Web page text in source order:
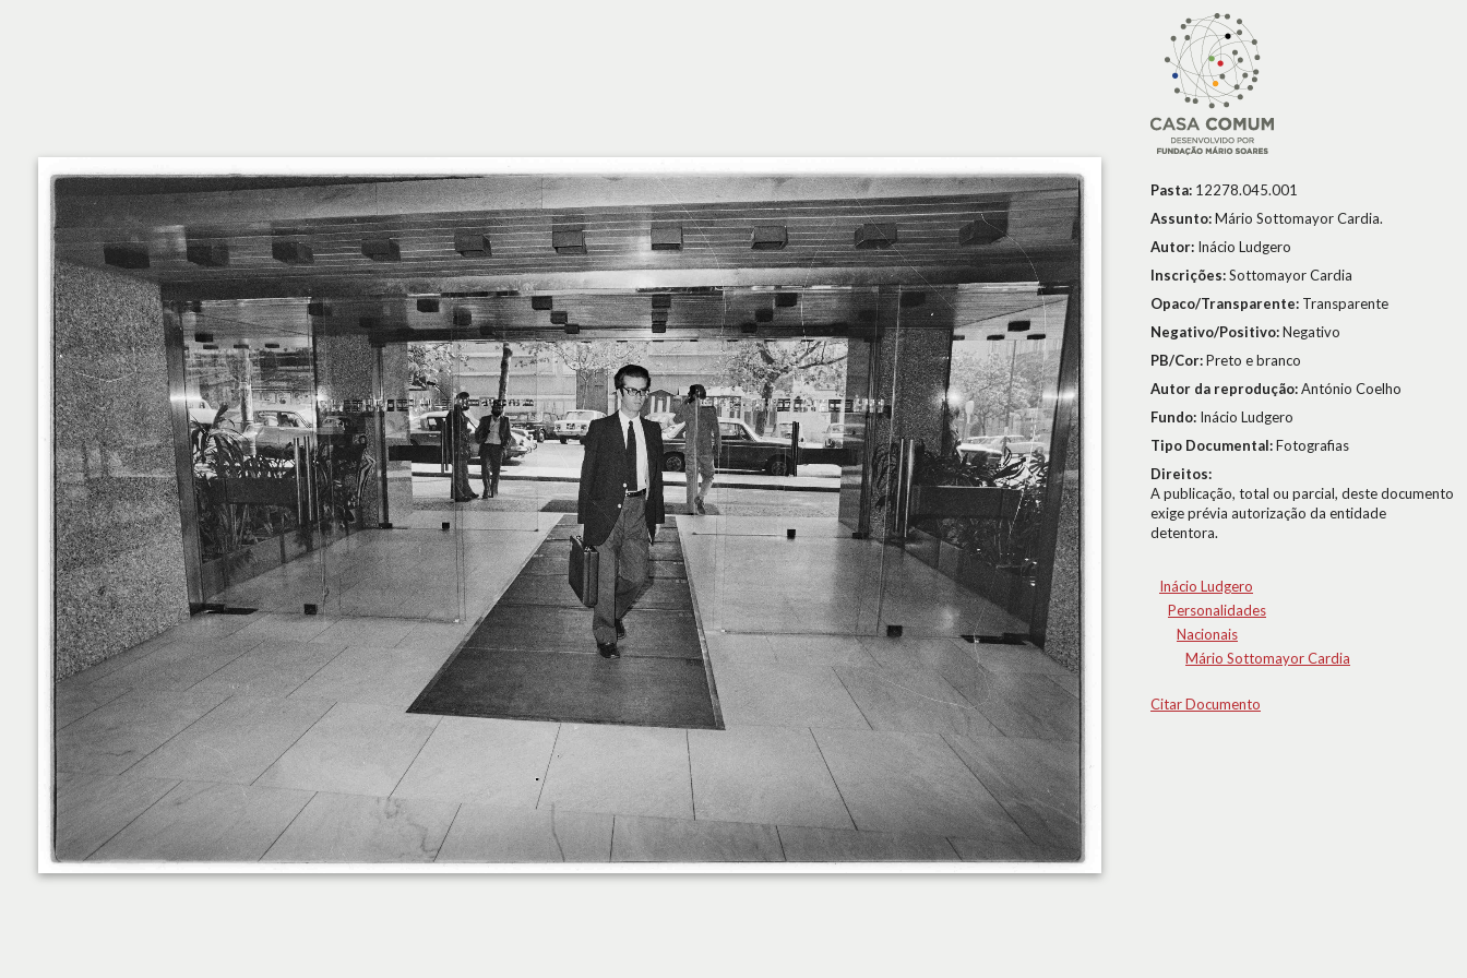
Pasta: 12278.045.001
Assunto:Mário Sottomayor Cardia.
Autor: Inácio Ludgero
Inscrições:Sottomayor Cardia
Opaco/Transparente: Transparente
Negativo/Positivo:Negativo
PB/Cor:Preto e branco
Autor da reprodução:António Coelho
Fundo: Inácio Ludgero
Tipo Documental:Fotografias
Direitos:
A publicação, total ou parcial, deste documento
exige prévia autorização da entidade
detentora.
Inácio Ludgero
Personalidades
Nacionais
Mário Sottomayor Cardia
Citar Documento